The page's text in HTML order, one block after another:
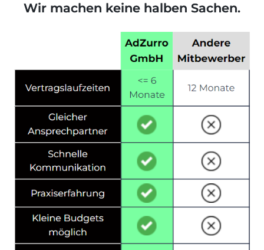
Wir machen keine halben Sachen.